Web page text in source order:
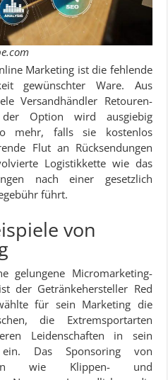
Marketing ist die fehlende
gewünschter Ware. Aus
Versandhändler Retouren-
Option wird ausgiebig
mehr, falls sie kostenlos
Flut an Rücksendungen
Logistikkette wie das
nach einer gesetzlich
führt.
von
gelungene Micromarketing-
der Getränkehersteller Red
für sein Marketing die
die Extremsportarten
Leidenschaften in sein
ein. Das Sponsoring von
wie Klippen- und